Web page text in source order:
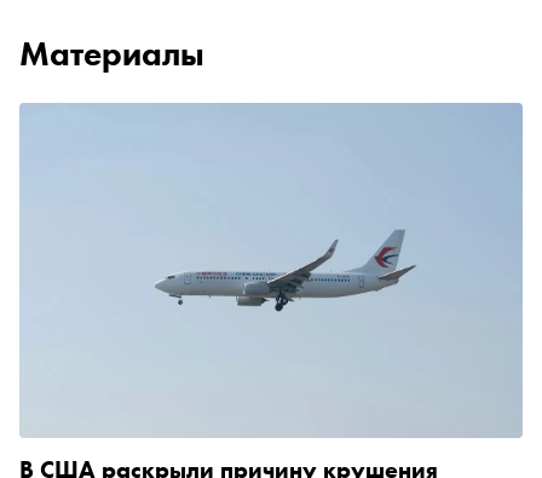
Материалы
В США раскрыли причину крушения